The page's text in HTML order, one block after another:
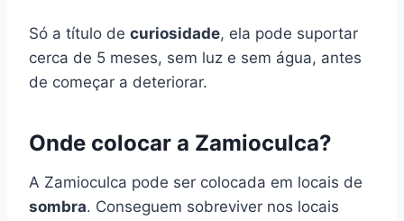
Só a título de curiosidade, ela pode suportar
cerca de 5 meses, sem luz e sem água, antes
de começar a deteriorar.
Onde colocar a Zamioculca?
A Zamioculca pode ser colocada em locais de
sombra. Conseguem sobreviver nos locais